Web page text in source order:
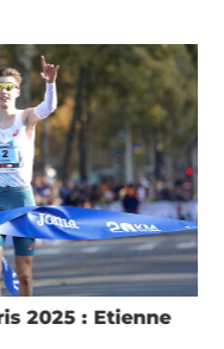
: Etienne